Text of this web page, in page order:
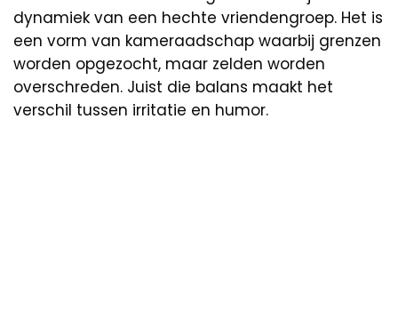
dynamiek van een hechte vriendengroep. Het is
een vorm van kameraadschap waarbij grenzen
worden opgezocht, maar zelden worden
overschreden. Juist die balans maakt het
verschil tussen irritatie en humor.